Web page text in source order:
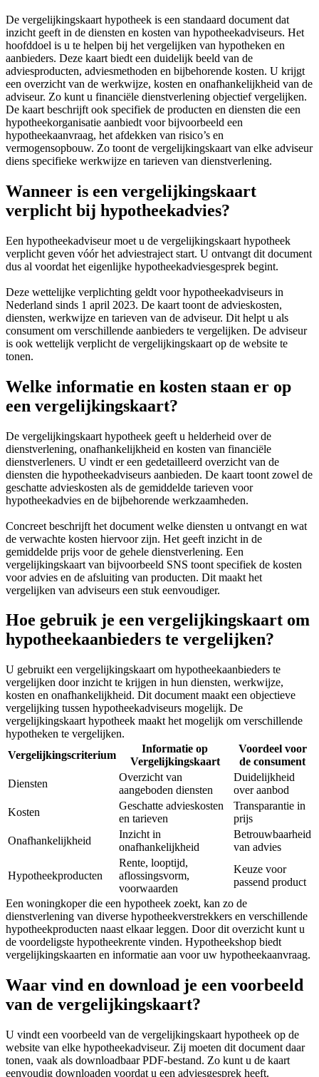
De vergelijkingskaart hypotheek is een standaard document dat
inzicht geeft in de diensten en kosten van hypotheekadviseurs. Het
hoofddoel is u te helpen bij het vergelijken van hypotheken en
aanbieders. Deze kaart biedt een duidelijk beeld van de
adviesproducten, adviesmethoden en bijbehorende kosten. U krijgt
een overzicht van de werkwijze, kosten en onafhankelijkheid van de
adviseur. Zo kunt u financiële dienstverlening objectief vergelijken.
De kaart beschrijft ook specifiek de producten en diensten die een
hypotheekorganisatie aanbiedt voor bijvoorbeeld een
hypotheekaanvraag, het afdekken van risico’s en
vermogensopbouw. Zo toont de vergelijkingskaart van elke adviseur
diens specifieke werkwijze en tarieven van dienstverlening.
Wanneer is een vergelijkingskaart
verplicht bij hypotheekadvies?
Een hypotheekadviseur moet u de vergelijkingskaart hypotheek
verplicht geven vóór het adviestraject start. U ontvangt dit document
dus al voordat het eigenlijke hypotheekadviesgesprek begint.
Deze wettelijke verplichting geldt voor hypotheekadviseurs in
Nederland sinds 1 april 2023. De kaart toont de advieskosten,
diensten, werkwijze en tarieven van de adviseur. Dit helpt u als
consument om verschillende aanbieders te vergelijken. De adviseur
is ook wettelijk verplicht de vergelijkingskaart op de website te
tonen.
Welke informatie en kosten staan er op
een vergelijkingskaart?
De vergelijkingskaart hypotheek geeft u helderheid over de
dienstverlening, onafhankelijkheid en kosten van financiële
dienstverleners. U vindt er een gedetailleerd overzicht van de
diensten die hypotheekadviseurs aanbieden. De kaart toont zowel de
geschatte advieskosten als de gemiddelde tarieven voor
hypotheekadvies en de bijbehorende werkzaamheden.
Concreet beschrijft het document welke diensten u ontvangt en wat
de verwachte kosten hiervoor zijn. Het geeft inzicht in de
gemiddelde prijs voor de gehele dienstverlening. Een
vergelijkingskaart van bijvoorbeeld SNS toont specifiek de kosten
voor advies en de afsluiting van producten. Dit maakt het
vergelijken van adviseurs een stuk eenvoudiger.
Hoe gebruik je een vergelijkingskaart om
hypotheekaanbieders te vergelijken?
U gebruikt een vergelijkingskaart om hypotheekaanbieders te
vergelijken door inzicht te krijgen in hun diensten, werkwijze,
kosten en onafhankelijkheid. Dit document maakt een objectieve
vergelijking tussen hypotheekadviseurs mogelijk. De
vergelijkingskaart hypotheek maakt het mogelijk om verschillende
hypotheken te vergelijken.
Vergelijkingscriterium
Informatie op
Vergelijkingskaart
Voordeel voor
de consument
Diensten
Overzicht van
aangeboden diensten
Duidelijkheid
over aanbod
Kosten
Geschatte advieskosten
en tarieven
Transparantie in
prijs
Onafhankelijkheid
Inzicht in
onafhankelijkheid
Betrouwbaarheid
van advies
Hypotheekproducten
Rente, looptijd,
aflossingsvorm,
voorwaarden
Keuze voor
passend product
Een woningkoper die een hypotheek zoekt, kan zo de
dienstverlening van diverse hypotheekverstrekkers en verschillende
hypotheekproducten naast elkaar leggen. Door dit overzicht kunt u
de voordeligste hypotheekrente vinden. Hypotheekshop biedt
vergelijkingskaarten en informatie aan voor uw hypotheekaanvraag.
Waar vind en download je een voorbeeld
van de vergelijkingskaart?
U vindt een voorbeeld van de vergelijkingskaart hypotheek op de
website van elke hypotheekadviseur. Zij moeten dit document daar
tonen, vaak als downloadbaar PDF-bestand. Zo kunt u de kaart
eenvoudig downloaden voordat u een adviesgesprek heeft.